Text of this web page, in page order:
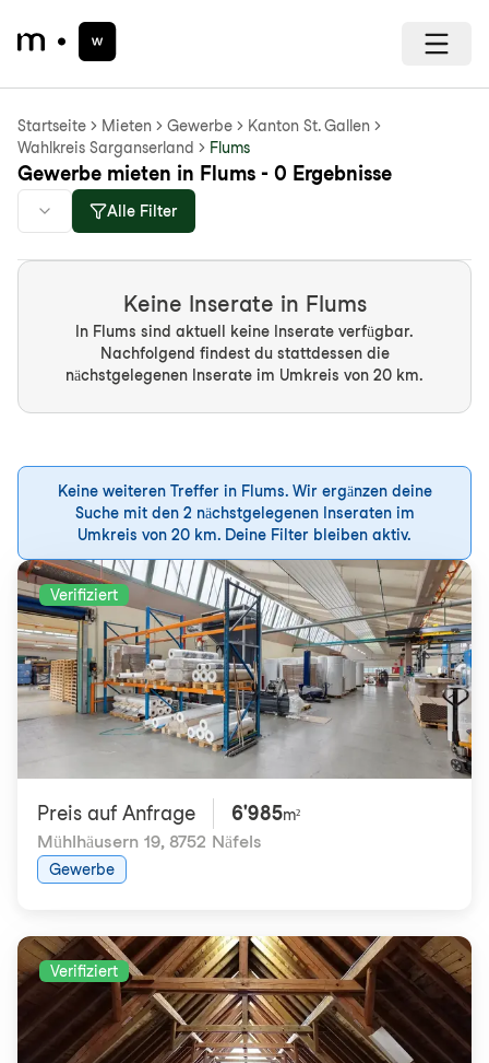
Startseite Mieten Gewerbe
Kanton St. Gallen
Wahlkreis Sarganserland
Flums
Gewerbe mieten in Flums - 0 Ergebnisse
Alle Filter
Keine Inserate in Flums
In Flums sind aktuell keine Inserate verfügbar.
Nachfolgend findest du stattdessen die
nächstgelegenen Inserate im Umkreis von 20 km.
Keine weiteren Treffer in Flums. Wir ergänzen deine
Suche mit den 2 nächstgelegenen Inseraten im
Umkreis von 20 km. Deine Filter bleiben aktiv.
Verifiziert
Preis auf Anfrage 6'985m²
Mühlhäusern 19, 8752 Näfels
Gewerbe
Verifiziert